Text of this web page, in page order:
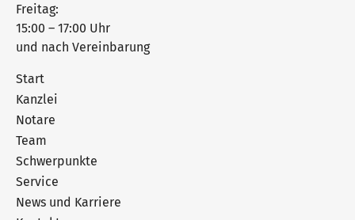
Freitag:
15:00 – 17:00 Uhr
und nach Vereinbarung
Start
Kanzlei
Notare
Team
Schwerpunkte
Service
News und Karriere